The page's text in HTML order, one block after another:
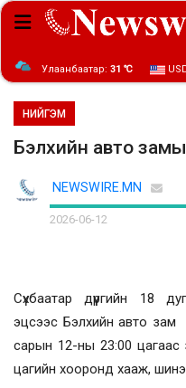
Улаанбаатар: 31 ℃
НИЙГЭМ
Бэлхийн авто
NEWSWIRE.MN
2026-06-12
Сүхбаатар дүүргийн 18
эцсээс Бэлхийн авто зам
сарын 12-ны 23:00 цагаас
цагийн хооронд хааж,